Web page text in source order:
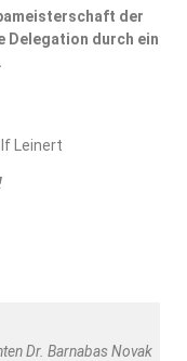
der
Delegation durch ein
Leinert
Dr. Barnabas Novak